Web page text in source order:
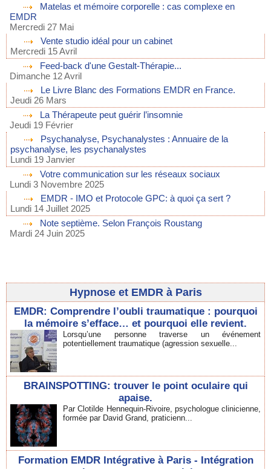
Matelas et mémoire corporelle : cas complexe en
EMDR
Mercredi 27 Mai
Vente studio idéal pour un cabinet
Mercredi 15 Avril
Feed-back d'une Gestalt-Thérapie...
Dimanche 12 Avril
Le Livre Blanc des Formations EMDR en France.
Jeudi 26 Mars
La Thérapeute peut guérir l’insomnie
Jeudi 19 Février
Psychanalyse, Psychanalystes : Annuaire de la
psychanalyse, les psychanalystes
Lundi 19 Janvier
Votre communication sur les réseaux sociaux
Lundi 3 Novembre 2025
EMDR - IMO et Protocole GPC: à quoi ça sert ?
Lundi 14 Juillet 2025
Note septième. Selon François Roustang
Mardi 24 Juin 2025
Hypnose et EMDR à Paris
EMDR: Comprendre l’oubli traumatique : pourquoi
la mémoire s’efface… et pourquoi elle revient.
Lorsqu’une personne traverse un événement
potentiellement traumatique (agression sexuelle...
BRAINSPOTTING: trouver le point oculaire qui
apaise.
Par Clotilde Hennequin-Rivoire, psychologue clinicienne,
formée par David Grand, praticienn...
Formation EMDR Intégrative à Paris - Intégration